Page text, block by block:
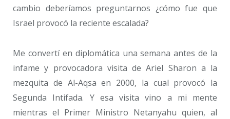
cambio deberíamos preguntarnos ¿cómo fue que
Israel provocó la reciente escalada?
Me convertí en diplomática una semana antes de la
infame y provocadora visita de Ariel Sharon a la
mezquita de Al-Aqsa en 2000, la cual provocó la
Segunda Intifada. Y esa visita vino a mi mente
mientras el Primer Ministro Netanyahu quien, al